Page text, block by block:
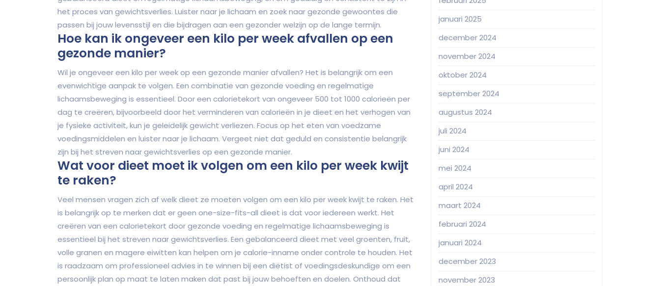
het proces van gewichtsverlies. Luister naar je lichaam en zoek naar gezonde gewoontes die
passen bij jouw levensstijl en die bijdragen aan een gezonder welzijn op de lange termijn.
Hoe kan ik ongeveer een kilo per week afvallen op een
gezonde manier?
Wil je ongeveer een kilo per week op een gezonde manier afvallen? Het is belangrijk om een
evenwichtige aanpak te volgen. Een combinatie van gezonde voeding en regelmatige
lichaamsbeweging is essentieel. Door een calorietekort van ongeveer 500 tot 1000 calorieën per
dag te creëren, bijvoorbeeld door het verminderen van calorieën in je dieet en het verhogen van
je fysieke activiteit, kun je geleidelijk gewicht verliezen. Focus op het eten van voedzame
voedingsmiddelen en luister naar je lichaam. Vergeet niet dat geduld en consistentie belangrijk
zijn bij het streven naar gewichtsverlies op een gezonde manier.
Wat voor dieet moet ik volgen om een kilo per week kwijt
te raken?
Veel mensen vragen zich af welk dieet ze moeten volgen om een kilo per week kwijt te raken. Het
is belangrijk op te merken dat er geen one-size-fits-all dieet is dat voor iedereen werkt. Het
creëren van een calorietekort door gezonde voeding en regelmatige lichaamsbeweging is
essentieel bij het streven naar gewichtsverlies. Een gebalanceerd dieet met veel groenten, fruit,
volle granen en magere eiwitten kan helpen om je calorie-inname onder controle te houden. Het
is raadzaam om professioneel advies in te winnen bij een diëtist of voedingsdeskundige om een
persoonlijk plan op maat te laten maken dat past bij jouw behoeften en doelen. Onthoud dat
januari 2025
december 2024
november 2024
oktober 2024
september 2024
augustus 2024
juli 2024
juni 2024
mei 2024
april 2024
maart 2024
februari 2024
januari 2024
december 2023
november 2023